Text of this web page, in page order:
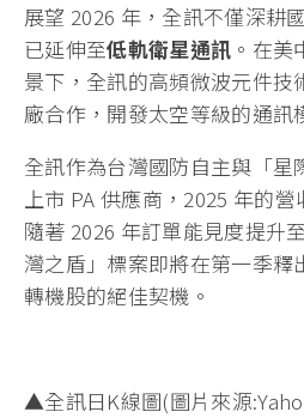
展望 2026 年，全訊不僅深耕
已延伸至低軌衛星通訊 。在
景下，全訊的高頻微波元件技
廠合作，開發太空等級的通訊
全訊作為台灣國防自主與「星
上市 PA 供應商，2025 年的
隨著 2026 年訂單能見度提升
灣之盾」標案即將在第一季釋
轉機股的絕佳契機。
▲全訊日K線圖(圖片來源